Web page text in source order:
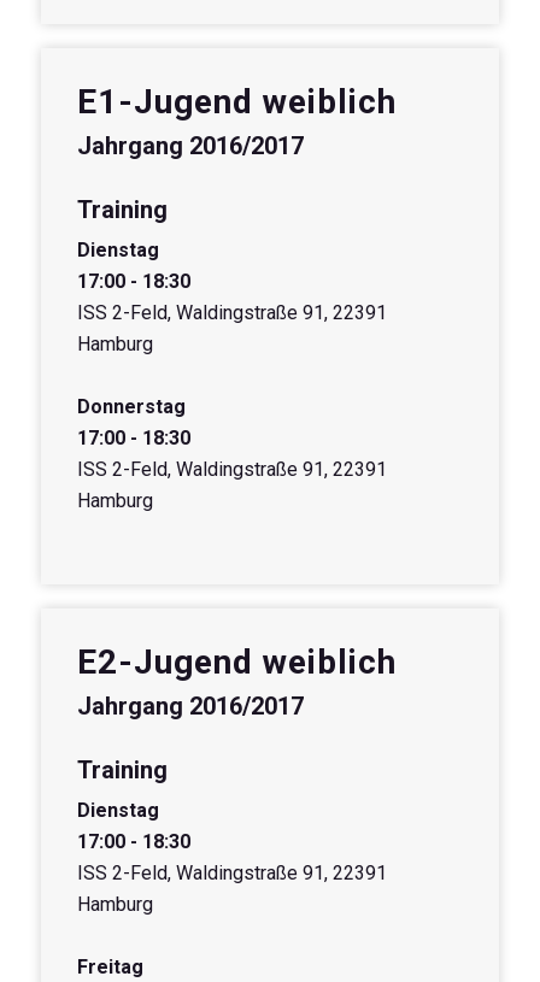
E1-Jugend weiblich
Jahrgang 2016/2017
Training
Dienstag
17:00 - 18:30
ISS 2-Feld, Waldingstraße 91, 22391
Hamburg
Donnerstag
17:00 - 18:30
ISS 2-Feld, Waldingstraße 91, 22391
Hamburg
E2-Jugend weiblich
Jahrgang 2016/2017
Training
Dienstag
17:00 - 18:30
ISS 2-Feld, Waldingstraße 91, 22391
Hamburg
Freitag